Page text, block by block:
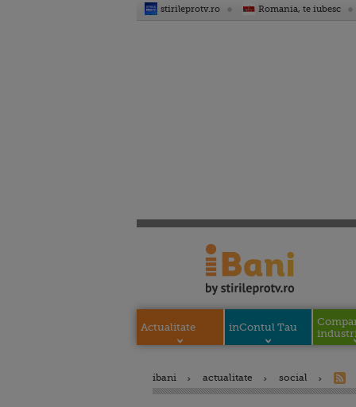
stirileprotv.ro Romania, te iubesc
Actualitate inContul Tau
ibani actualitate social